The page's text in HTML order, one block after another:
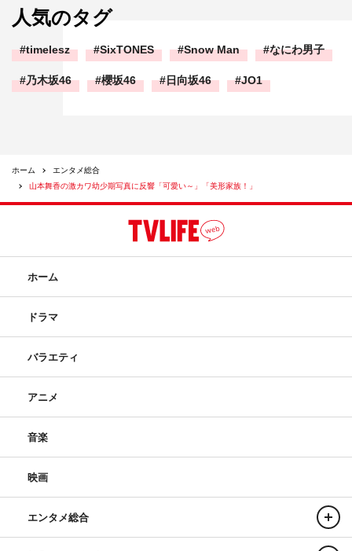
人気のタグ
timelesz SixTONES Snow Man なにわ男子
乃木坂46 櫻坂46 日向坂46 JO1
ホーム
エンタメ総合
山本舞香の激カワ幼少期写真に反響「可愛い～」「美形家族！」
ホーム
ドラマ
バラエティ
アニメ
音楽
映画
エンタメ総合